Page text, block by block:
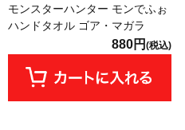
モンスターハンター モンでふぉ
ハンドタオル ゴア・マガラ
880円 (税込)